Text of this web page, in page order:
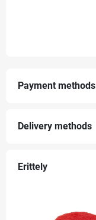
Payment methods
Delivery methods
Erittely